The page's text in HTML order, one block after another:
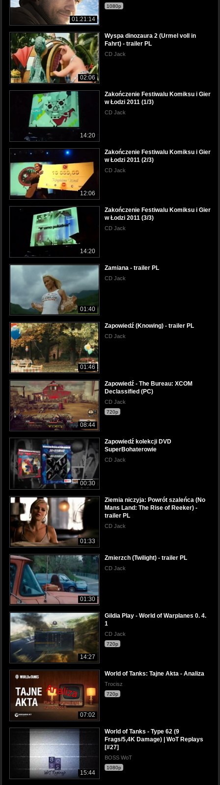
01:21:14
1080p
02:06
Wyspa dinozaura 2 (Urmel voll in
Fahrt) - trailer PL
CD Jack
14:20
Zakończenie Festiwalu Komiksu i Gier
w Łodzi 2011 (1/3)
CD Jack
12:06
Zakończenie Festiwalu Komiksu i Gier
w Łodzi 2011 (2/3)
CD Jack
14:20
Zakończenie Festiwalu Komiksu i Gier
w Łodzi 2011 (3/3)
CD Jack
01:40
Zamiana - trailer PL
CD Jack
01:46
Zapowiedź (Knowing) - trailer PL
CD Jack
08:44
Zapowiedź - The Bureau: XCOM
Declassified (PC)
CD Jack
720p
00:30
Zapowiedź kolekcji DVD
SuperBohaterowie
CD Jack
01:33
Ziemia niczyja: Powrót szaleńca (No
Mans Land: The Rise of Reeker) -
trailer PL
CD Jack
01:30
Zmierzch (Twilight) - trailer PL
CD Jack
14:27
Gildia Play - World of Warplanes 0. 4.
1
CD Jack
720p
07:02
World of Tanks: Tajne Akta - Analiza
Trocisz
720p
15:44
World of Tanks - Type 62 (9
Frags/5,4K Damage) | WoT Replays
[#27]
BOSS WoT
1080p